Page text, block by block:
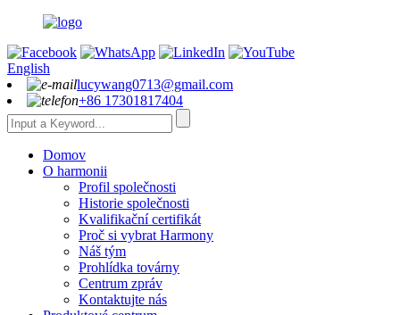
English
lucywang0713@gmail.com
+86 17301817404
Domov
O harmonii
Profil společnosti
Historie společnosti
Kvalifikační certifikát
Proč si vybrat Harmony
Náš tým
Prohlídka továrny
Centrum zpráv
Kontaktujte nás